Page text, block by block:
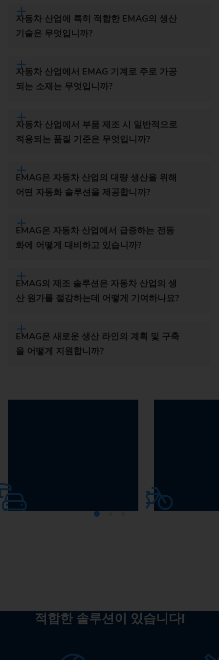
자동차 산업에 특히 적합한 EMAG의 생산
기술은 무엇입니까?
자동차 산업에서 EMAG 기계로 주로 가공
되는 소재는 무엇입니까?
자동차 산업에서 부품 제조 시 일반적으로
적용되는 품질 기준은 무엇입니까?
EMAG은 자동차 산업의 대량 생산을 위해
어떤 자동화 솔루션을 제공합니까?
EMAG은 자동차 산업에서 급증하는 전동
화에 어떻게 대비하고 있습니까?
EMAG의 제조 솔루션은 자동차 산업의 생
산 원가를 절감하는데 어떻게 기여하나요?
EMAG은 새로운 생산 라인의 계획 및 구축
을 어떻게 지원합니까?
적합한 솔루션이 있습니다!